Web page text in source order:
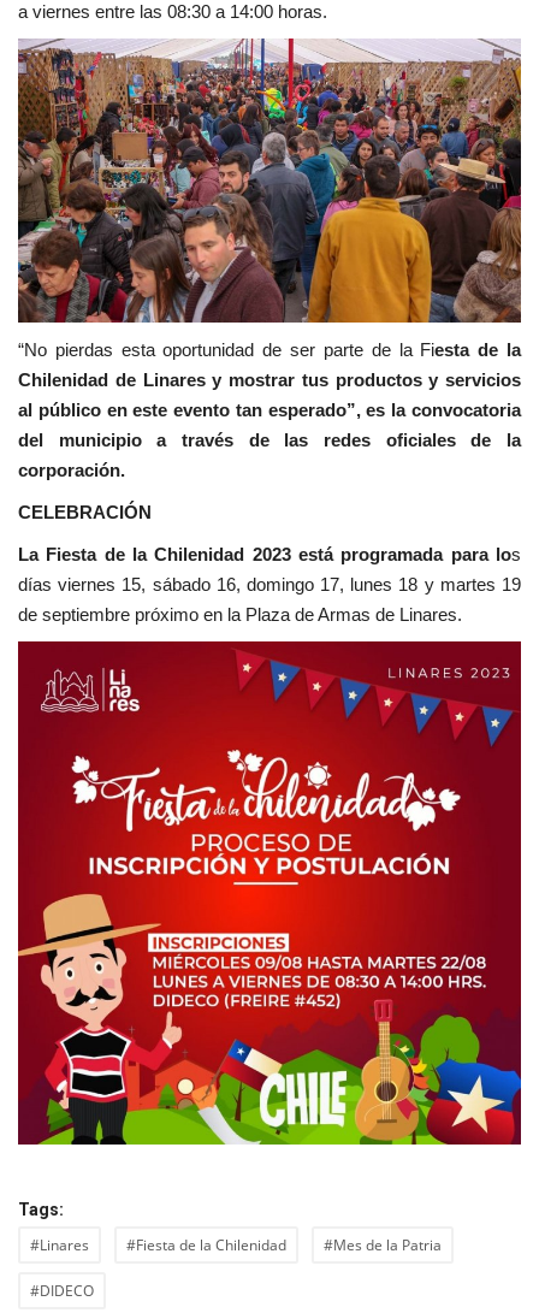
a viernes entre las 08:30 a 14:00 horas.
“No pierdas esta oportunidad de ser parte de la Fiesta de la
Chilenidad de Linares y mostrar tus productos y servicios
al público en este evento tan esperado”, es la convocatoria
del municipio a través de las redes oficiales de la
corporación.
CELEBRACIÓN
La Fiesta de la Chilenidad 2023 está programada para los
días viernes 15, sábado 16, domingo 17, lunes 18 y martes 19
de septiembre próximo en la Plaza de Armas de Linares.
Tags:
#Linares #Fiesta de la Chilenidad #Mes de la Patria
#DIDECO